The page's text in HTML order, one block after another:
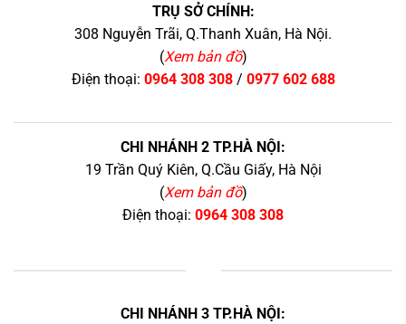
TRỤ SỞ CHÍNH:
308 Nguyễn Trãi, Q.Thanh Xuân, Hà Nội.
(Xem bản đồ)
Điện thoại: 0964 308 308/ 0977 602 688
CHI NHÁNH 2 TP.HÀ NỘI:
19 Trần Quý Kiên, Q.Cầu Giấy, Hà Nội
(Xem bản đồ)
Điện thoại: 0964 308 308
CHI NHÁNH 3 TP.HÀ NỘI: